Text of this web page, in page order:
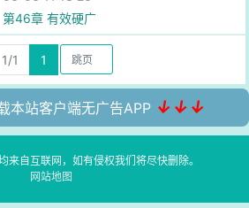
第46章 有效硬广
1/1 1
本站客户端无广告APP ↓↓↓
来自互联网，如有侵权我们将尽快删除。
网站地图